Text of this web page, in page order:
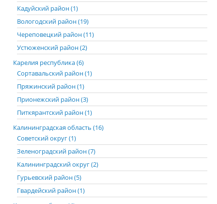
Кадуйский район (1)
Вологодский район (19)
Череповецкий район (11)
Устюженский район (2)
Карелия республика (6)
Сортавальский район (1)
Пряжинский район (1)
Прионежский район (3)
Питкярантский район (1)
Калининградская область (16)
Советский округ (1)
Зеленоградский район (7)
Калининградский округ (2)
Гурьевский район (5)
Гвардейский район (1)